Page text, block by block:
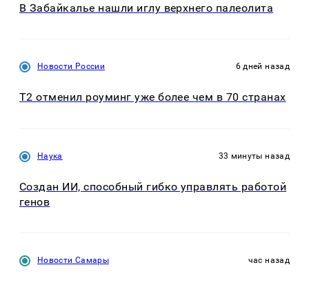
В Забайкалье нашли иглу верхнего палеолита
Новости России 6 дней назад
Т2 отменил роуминг уже более чем в 70 странах
Наука 33 минуты назад
Создан ИИ, способный гибко управлять работой
генов
Новости Самары час назад